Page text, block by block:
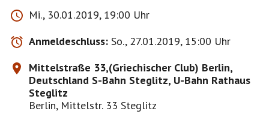
Mi., 30.01.2019, 19:00 Uhr
Anmeldeschluss: So., 27.01.2019, 15:00 Uhr
Mittelstraße 33,(Griechischer Club) Berlin,
Deutschland S-Bahn Steglitz, U-Bahn Rathaus
Steglitz
Berlin, Mittelstr. 33 Steglitz